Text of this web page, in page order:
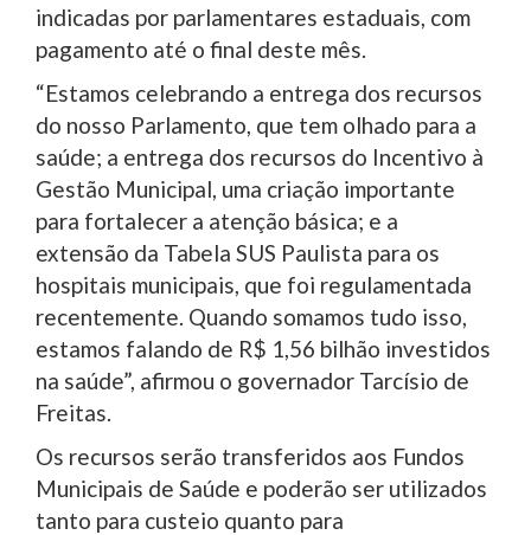
indicadas por parlamentares estaduais, com
pagamento até o final deste mês.
“Estamos celebrando a entrega dos recursos
do nosso Parlamento, que tem olhado para a
saúde; a entrega dos recursos do Incentivo à
Gestão Municipal, uma criação importante
para fortalecer a atenção básica; e a
extensão da Tabela SUS Paulista para os
hospitais municipais, que foi regulamentada
recentemente. Quando somamos tudo isso,
estamos falando de R$ 1,56 bilhão investidos
na saúde”, afirmou o governador Tarcísio de
Freitas.
Os recursos serão transferidos aos Fundos
Municipais de Saúde e poderão ser utilizados
tanto para custeio quanto para